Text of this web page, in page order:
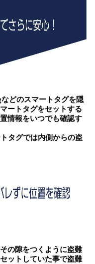
どのスマートタグを隠
ートタグをセットする
情報をいつでも確認す
タグでは内側からの盗
の隙をつくように盗難
ットしていた事で盗難